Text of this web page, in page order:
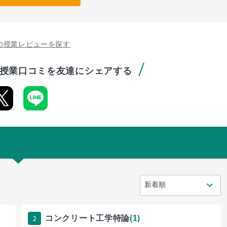
授業レビューを探す
業口コミを友達にシェアする
2 コンクリート工学特論(1)